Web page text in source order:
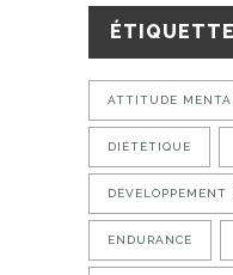
ATTITUDE
DIÉTÉTIQUE
DÉVELOPPEMENT
ENDURANCE